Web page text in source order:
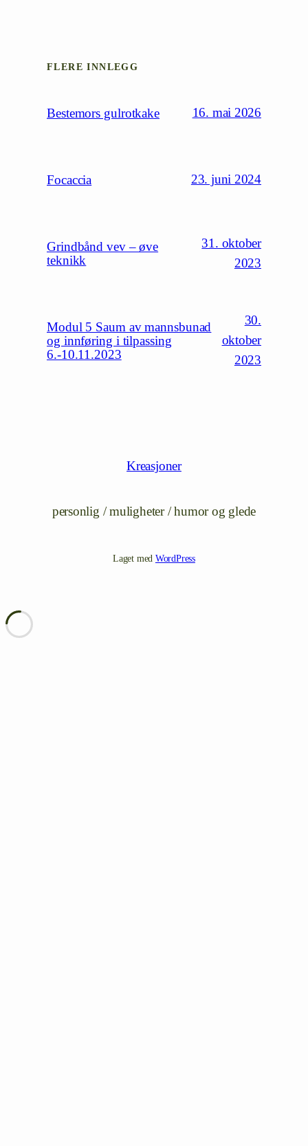
FLERE INNLEGG
Bestemors gulrotkake 16. mai 2026
Focaccia 23. juni 2024
Grindbånd vev – øve
teknikk
31. oktober
2023
Modul 5 Saum av mannsbunad
og innføring i tilpassing
6.-10.11.2023
30.
oktober
2023
Kreasjoner
personlig / muligheter / humor og glede
Laget med WordPress